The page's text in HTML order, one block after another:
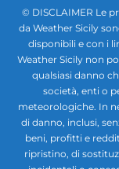
© DISCLAIMER Le
da Weather Sicily
disponibili e con i
Weather Sicily non
qualsiasi danno
società, enti o
meteorologiche. In
di danno, inclusi,
beni, profitti e
ripristino, di